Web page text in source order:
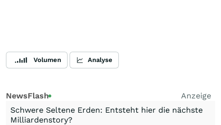
Volumen Analyse
NewsFlash
Anzeige
Schwere Seltene Erden: Entsteht hier die nächste
Milliardenstory?